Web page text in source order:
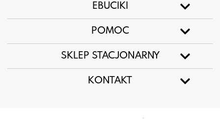
EBUCIKI
POMOC
SKLEP STACJONARNY
KONTAKT